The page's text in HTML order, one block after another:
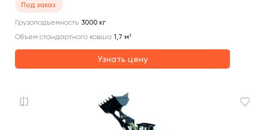
Под заказ
Грузоподъемность 3000 кг
Объем стандартного ковша 1,7 м³
Узнать цену